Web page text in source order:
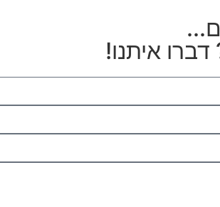
איתנו!